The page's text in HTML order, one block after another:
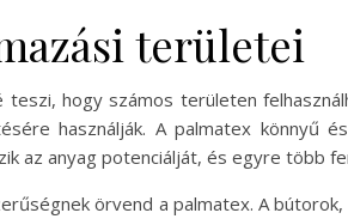
területei
hogy számos területen
használják. A palmatex könnyű
az anyag potenciálját, és egyre több
örvend a palmatex. A